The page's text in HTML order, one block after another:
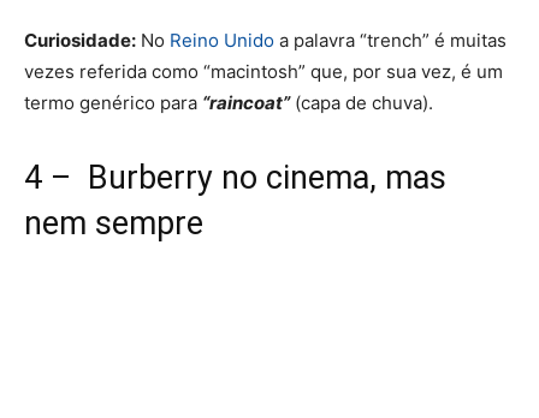
Curiosidade: No Reino Unido a palavra “trench” é muitas
vezes referida como “macintosh” que, por sua vez, é um
termo genérico para “raincoat”(capa de chuva).
4 – Burberry no cinema, mas
nem sempre